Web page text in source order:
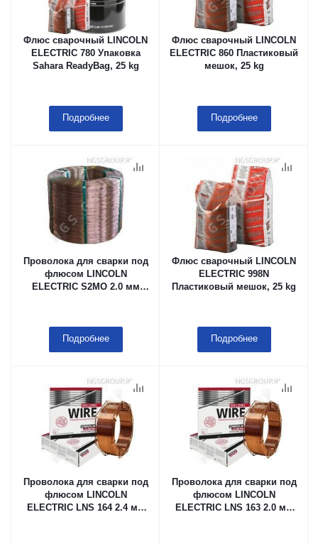
Флюс сварочный LINCOLN
ELECTRIC 780 Упаковка
Sahara ReadyBag, 25 kg
Подробнее
Флюс сварочный LINCOLN
ELECTRIC 860 Пластиковый
мешок, 25 kg
Подробнее
Проволока для сварки под
флюсом LINCOLN
ELECTRIC S2MO 2.0 мм
Подробнее
Флюс сварочный LINCOLN
ELECTRIC 998N
Пластиковый мешок, 25 kg
Подробнее
Проволока для сварки под
флюсом LINCOLN
ELECTRIC LNS 164 2.4 мм
Проволока для сварки под
флюсом LINCOLN
ELECTRIC LNS 163 2.0 мм